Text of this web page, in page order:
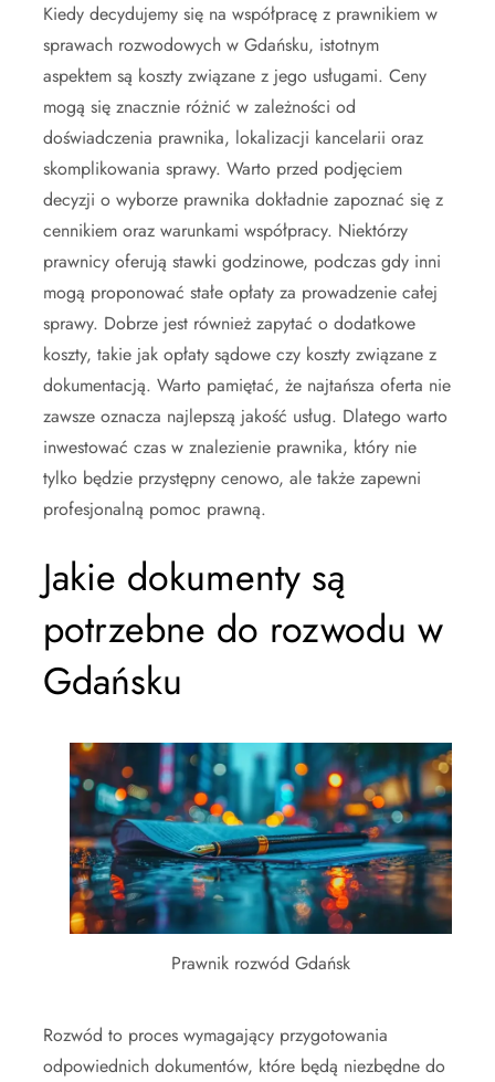
Kiedy decydujemy się na współpracę z prawnikiem w
sprawach rozwodowych w Gdańsku, istotnym
aspektem są koszty związane z jego usługami. Ceny
mogą się znacznie różnić w zależności od
doświadczenia prawnika, lokalizacji kancelarii oraz
skomplikowania sprawy. Warto przed podjęciem
decyzji o wyborze prawnika dokładnie zapoznać się z
cennikiem oraz warunkami współpracy. Niektórzy
prawnicy oferują stawki godzinowe, podczas gdy inni
mogą proponować stałe opłaty za prowadzenie całej
sprawy. Dobrze jest również zapytać o dodatkowe
koszty, takie jak opłaty sądowe czy koszty związane z
dokumentacją. Warto pamiętać, że najtańsza oferta nie
zawsze oznacza najlepszą jakość usług. Dlatego warto
inwestować czas w znalezienie prawnika, który nie
tylko będzie przystępny cenowo, ale także zapewni
profesjonalną pomoc prawną.
Jakie dokumenty są
potrzebne do rozwodu w
Gdańsku
Prawnik rozwód Gdańsk
Rozwód to proces wymagający przygotowania
odpowiednich dokumentów, które będą niezbędne do